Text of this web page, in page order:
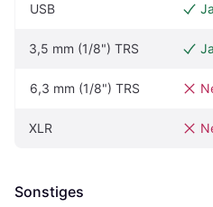
USB Ja
3,5 mm (1/8") TRS Ja
6,3 mm (1/8") TRS
XLR
Sonstiges